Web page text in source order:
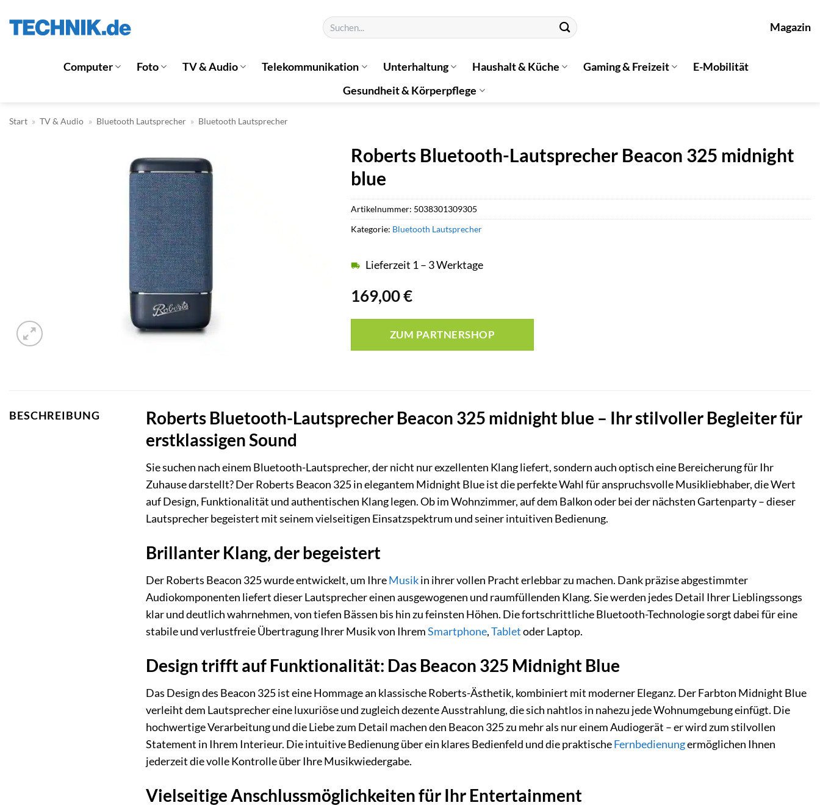
Inhalt
Suchen
nach:
Magazin
Computer Foto TV & Audio Telekommunikation Unterhaltung Haushalt & Küche Gaming & Freizeit
E-Mobilität
Gesundheit & Körperpflege
Start » TV & Audio » Bluetooth Lautsprecher » Bluetooth Lautsprecher
Roberts Bluetooth-Lautsprecher Beacon 325 midnight
blue
169,00€
Lieferzeit 1 – 3 Werktage
ZUM PARTNERSHOP
Artikelnummer: 5038301309305
Kategorie: Bluetooth Lautsprecher
BESCHREIBUNG
Roberts Bluetooth-Lautsprecher Beacon 325 midnight blue – Ihr stilvoller Begleiter für
erstklassigen Sound
Sie suchen nach einem Bluetooth-Lautsprecher, der nicht nur exzellenten Klang liefert, sondern auch optisch eine Bereicherung für Ihr
Zuhause darstellt? Der Roberts Beacon 325 in elegantem Midnight Blue ist die perfekte Wahl für anspruchsvolle Musikliebhaber, die Wert
auf Design, Funktionalität und authentischen Klang legen. Ob im Wohnzimmer, auf dem Balkon oder bei der nächsten Gartenparty – dieser
Lautsprecher begeistert mit seinem vielseitigen Einsatzspektrum und seiner intuitiven Bedienung.
Brillanter Klang, der begeistert
Der Roberts Beacon 325 wurde entwickelt, um IhreMusikin ihrer vollen Pracht erlebbar zu machen. Dank präzise abgestimmter
Audiokomponenten liefert dieser Lautsprecher einen ausgewogenen und raumfüllenden Klang. Sie werden jedes Detail Ihrer Lieblingssongs
klar und deutlich wahrnehmen, von tiefen Bässen bis hin zu feinsten Höhen. Die fortschrittliche Bluetooth-Technologie sorgt dabei für eine
stabile und verlustfreie Übertragung Ihrer Musik von IhremSmartphone,Tabletoder Laptop.
Design trifft auf Funktionalität: Das Beacon 325 Midnight Blue
Das Design des Beacon 325 ist eine Hommage an klassische Roberts-Ästhetik, kombiniert mit moderner Eleganz. Der Farbton Midnight Blue
verleiht dem Lautsprecher eine luxuriöse und zugleich dezente Ausstrahlung, die sich nahtlos in nahezu jede Wohnumgebung einfügt. Die
hochwertige Verarbeitung und die Liebe zum Detail machen den Beacon 325 zu mehr als nur einem Audiogerät – er wird zum stilvollen
Statement in Ihrem Interieur. Die intuitive Bedienung über ein klares Bedienfeld und die praktischeFernbedienungermöglichen Ihnen
jederzeit die volle Kontrolle über Ihre Musikwiedergabe.
Vielseitige Anschlussmöglichkeiten für Ihr Entertainment